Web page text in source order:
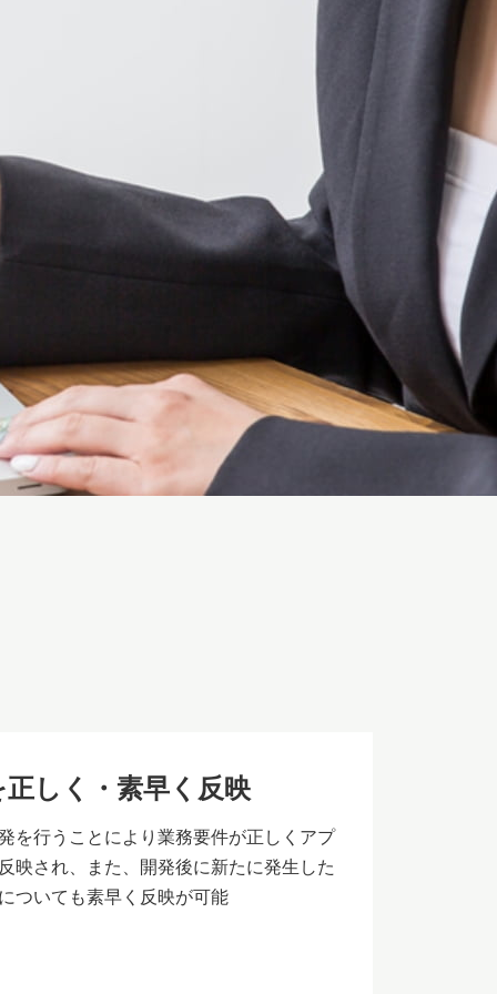
しく・素早く反映
を行うことにより業務要件が正しくアプ
映され、また、開発後に新たに発生した
ついても素早く反映が可能